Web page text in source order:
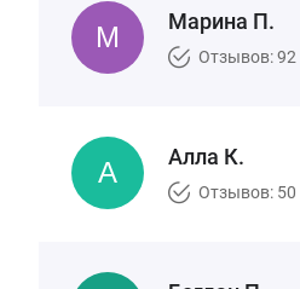
Марина П.
Отзывов: 92
Алла К.
Отзывов: 50